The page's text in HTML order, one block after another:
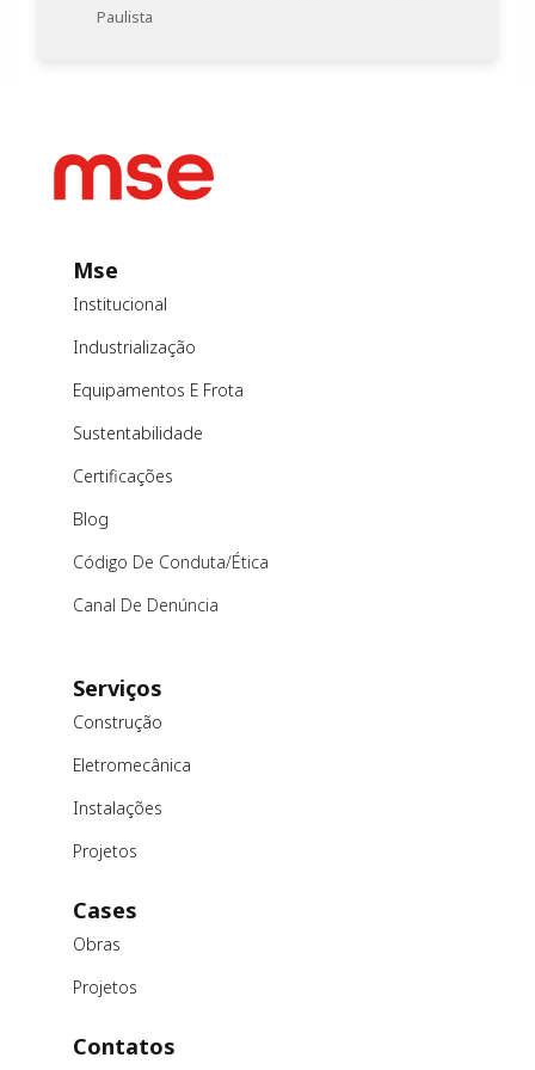
Paulista
Mse
Institucional
Industrialização
Equipamentos E Frota
Sustentabilidade
Certificações
Blog
Código De Conduta/ética
Canal De Denúncia
Serviços
Construção
Eletromecânica
Instalações
Projetos
Cases
Obras
Projetos
Contatos